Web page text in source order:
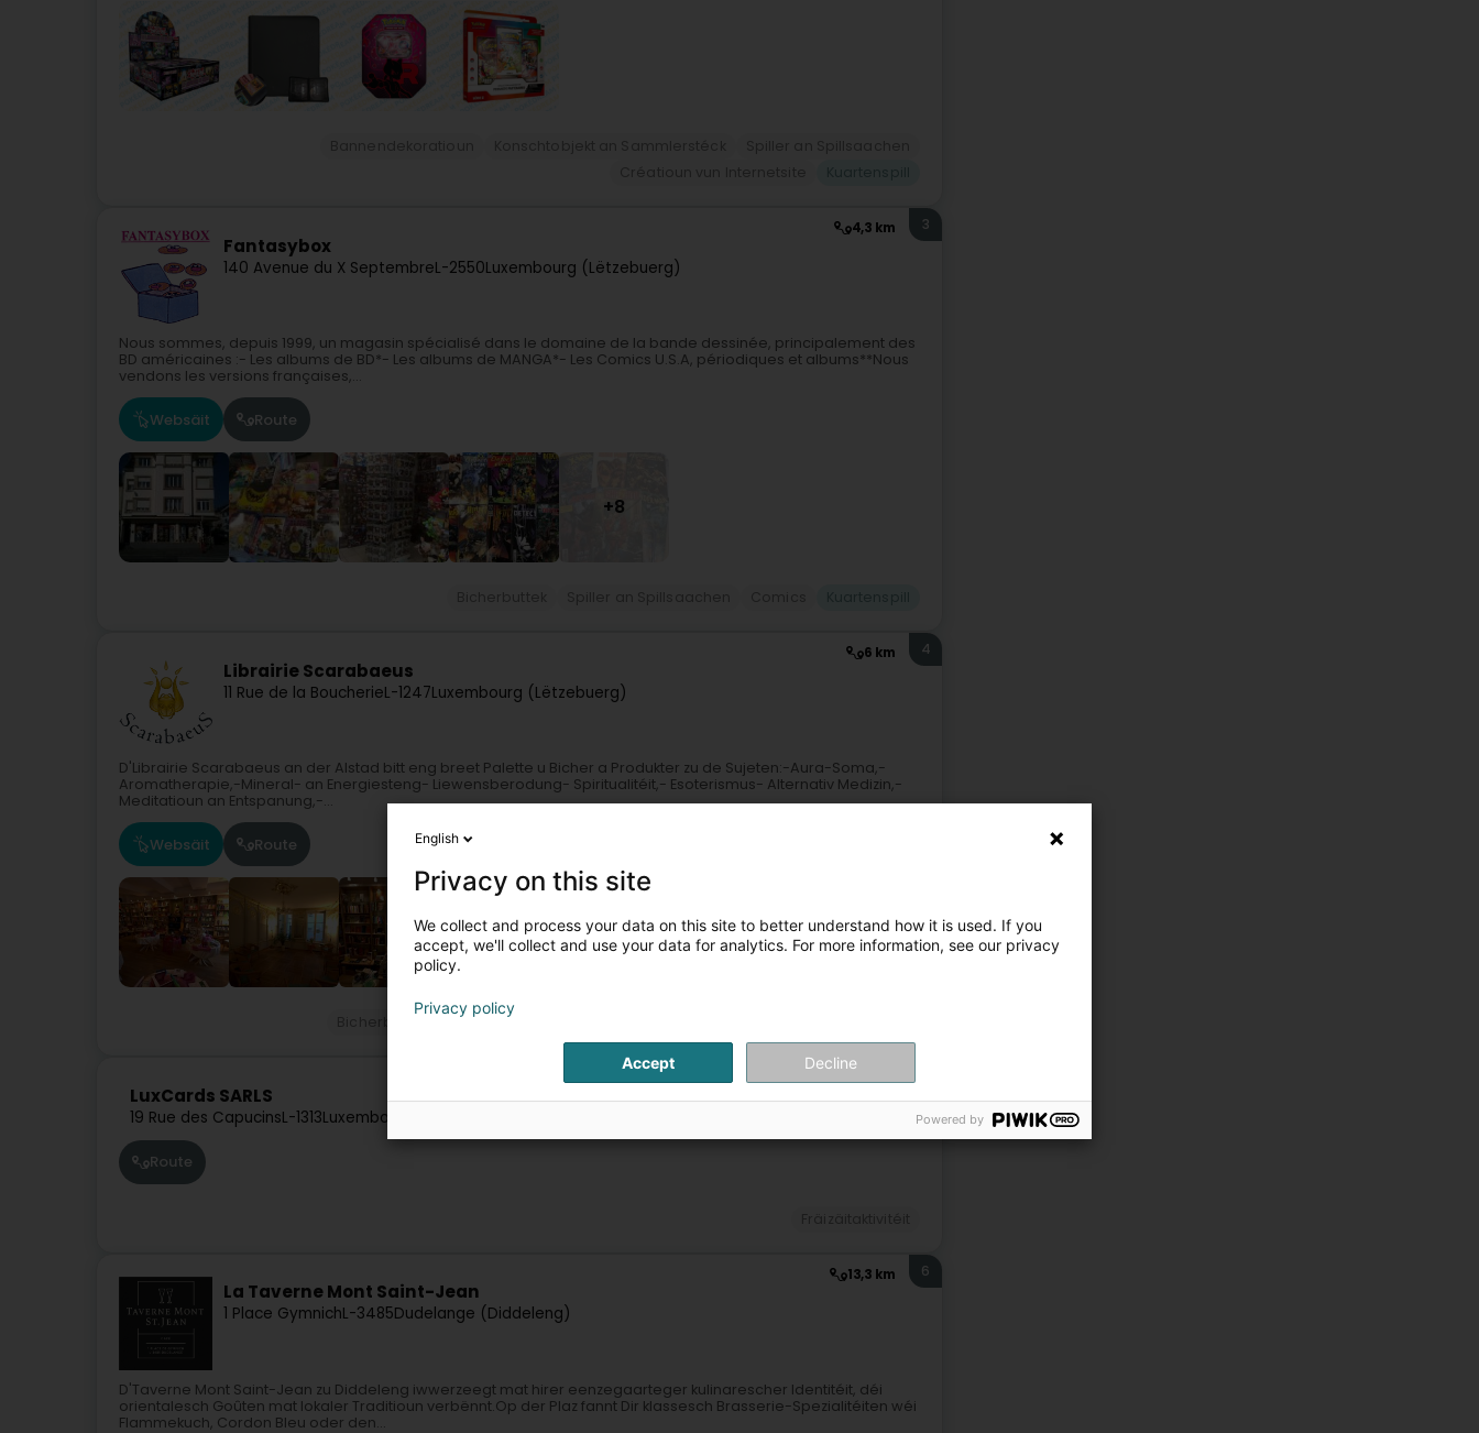
4,3 km
Fantasybox
140 Avenue du X SeptembreL-2550Luxembourg (Lëtzebuerg)
3
Nous sommes, depuis 1999, un magasin spécialisé dans le domaine de la bande dessinée, principalement des
BD américaines :- Les albums de BD*- Les albums de MANGA*- Les Comics U.S.A, périodiques et albums**Nous
vendons les versions françaises,...
Websäit Route
+8
6 km
Librairie Scarabaeus
11 Rue de la BoucherieL-1247Luxembourg (Lëtzebuerg)
4
D'Librairie Scarabaeus an der Alstad bitt eng breet Palette u Bicher a Produkter zu de Sujeten:-Aura-Soma,-
Aromatherapie,-Mineral- an Energiesteng- Liewensberodung- Spiritualitéit,- Esoterismus- Alternativ Medizin,-
Meditatioun an Entspanung,-...
Websäit Route
Wandlung vun Steen an Steekaulextrakten
5,7 km
LuxCards SARLS
19 Rue des CapucinsL-1313Luxembourg (Lëtzebuerg)
Route
13,3 km
La Taverne Mont Saint-Jean
1 Place GymnichL-3485Dudelange (Diddeleng)
6
D'Taverne Mont Saint-Jean zu Diddeleng iwwerzeegt mat hirer eenzegaarteger kulinarescher Identitéit, déi
orientalesch Goûten mat lokaler Traditioun verbënnt.Op der Plaz fannt Dir klassesch Brasserie-Spezialitéiten wéi
Flammekuch, Cordon Bleu oder den...
English
Privacy on this site
We collect and process your data on this site to better understand how it is used. If you
accept, we'll collect and use your data for analytics. For more information, see our privacy
policy.
Privacy policy
Accept Decline
Powered by